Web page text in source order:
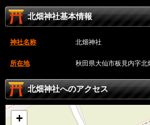
北畑神社基本情報
神社名称 北畑神社
所在地 秋田県大仙市板見内字北
北畑神社へのアクセス
+